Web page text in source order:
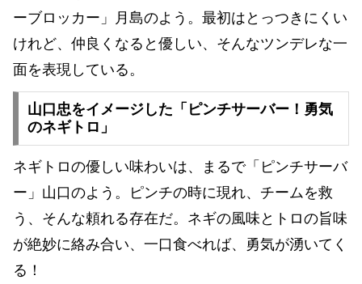
ーブロッカー」月島のよう。最初はとっつきにくい
けれど、仲良くなると優しい、そんなツンデレな一
面を表現している。
山口忠をイメージした「ピンチサーバー！勇気
のネギトロ」
ネギトロの優しい味わいは、まるで「ピンチサーバ
ー」山口のよう。ピンチの時に現れ、チームを救
う、そんな頼れる存在だ。ネギの風味とトロの旨味
が絶妙に絡み合い、一口食べれば、勇気が湧いてく
る！